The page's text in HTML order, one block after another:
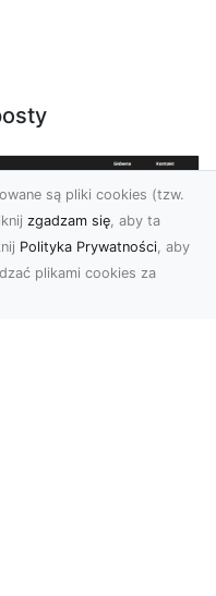
są pliki cookies (tzw.
zgadzam się, aby ta
Polityka Prywatności, aby
plikami cookies za